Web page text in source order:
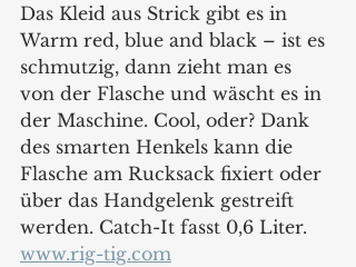
Das Kleid aus Strick gibt es in
Warm red, blue and black – ist es
schmutzig, dann zieht man es
von der Flasche und wäscht es in
der Maschine. Cool, oder? Dank
des smarten Henkels kann die
Flasche am Rucksack fixiert oder
über das Handgelenk gestreift
werden. Catch-It fasst 0,6 Liter.
www.rig-tig.com